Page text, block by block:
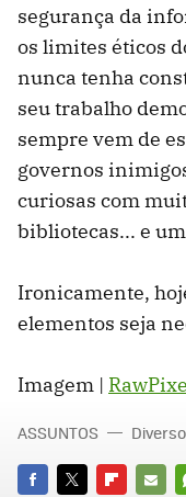
segurança da
os limites éticos
nunca tenha
seu trabalho
sempre vem de
governos
curiosas com
bibliotecas... e
Ironicamente,
elementos seja
Imagem |
ASSUNTOS